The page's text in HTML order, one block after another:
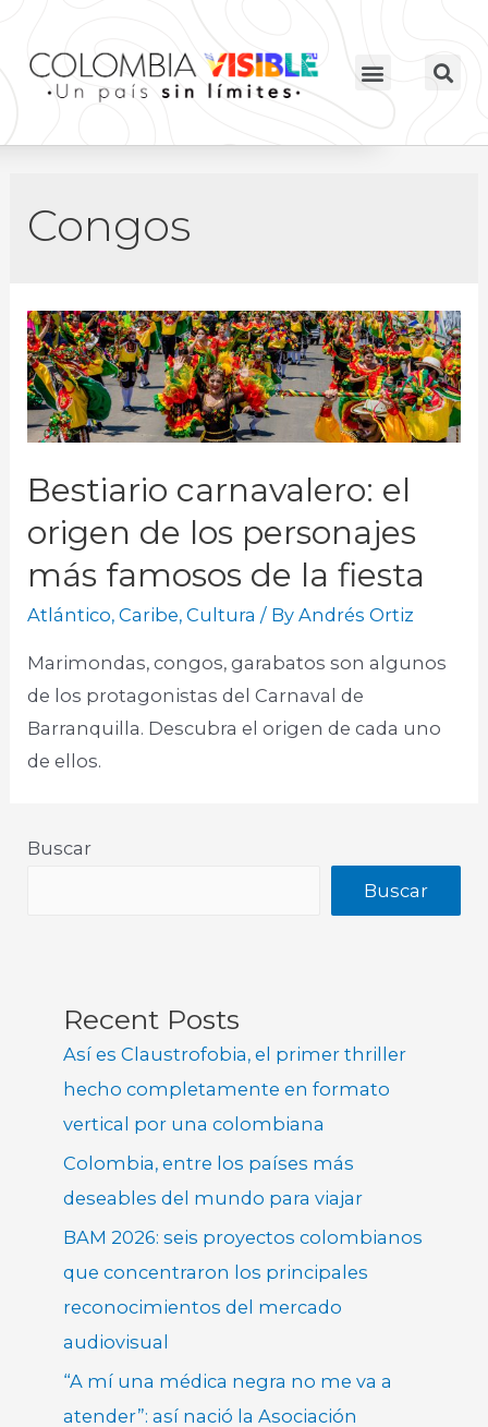
Congos
Bestiario carnavalero: el
origen de los personajes
más famosos de la fiesta
Atlántico,Caribe,Cultura / ByAndrés Ortiz
Marimondas, congos, garabatos son algunos
de los protagonistas del Carnaval de
Barranquilla. Descubra el origen de cada uno
de ellos.
Buscar
Buscar
Recent Posts
Así es Claustrofobia, el primer thriller
hecho completamente en formato
vertical por una colombiana
Colombia, entre los países más
deseables del mundo para viajar
BAM 2026: seis proyectos colombianos
que concentraron los principales
reconocimientos del mercado
audiovisual
“A mí una médica negra no me va a
atender”: así nació la Asociación